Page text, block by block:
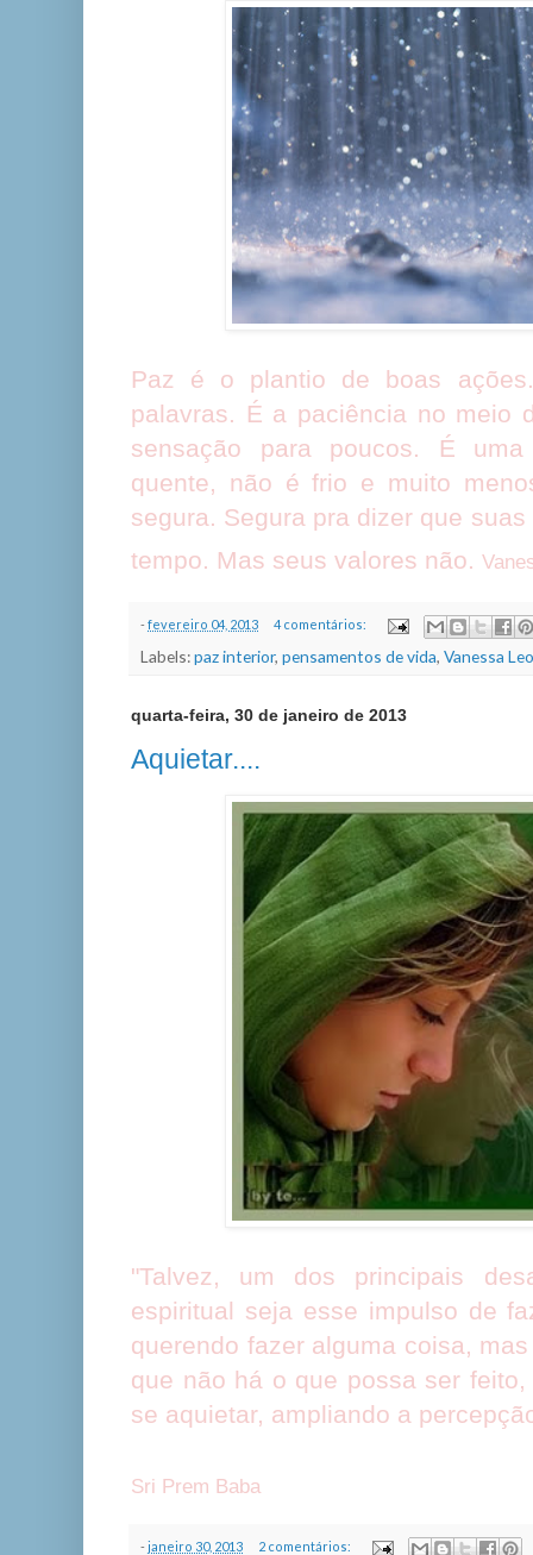
Paz é o plantio de boas
palavras. É a paciência no meio
sensação para poucos. É
quente, não é frio e muito
segura. Segura pra dizer que
tempo. Mas seus valores não.
-fevereiro 04, 2013 4 comentários:
Labels:paz interior, pensamentos de vida, Vanessa
quarta-feira, 30 de janeiro de 2013
Aquietar....
"Talvez, um dos principais
espiritual seja esse impulso de
querendo fazer alguma coisa,
que não há o que possa ser
se aquietar, ampliando a
Sri Prem Baba
-janeiro 30, 2013 2 comentários: